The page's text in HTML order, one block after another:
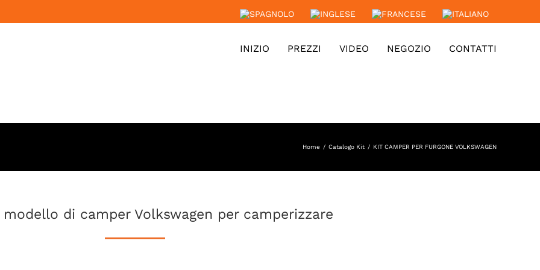
INIZIO PREZZI VIDEO NEGOZIO CONTATTI
Home Catalogo Kit KIT CAMPER PER FURGONE VOLKSWAGEN
di camper Volkswagen per camperizzare